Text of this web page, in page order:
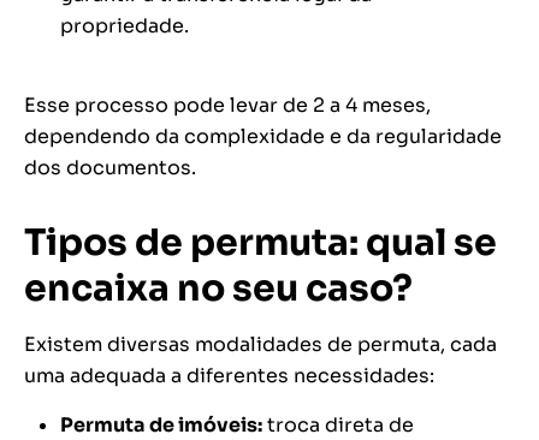
propriedade.
Esse processo pode levar de 2 a 4 meses,
dependendo da complexidade e da regularidade
dos documentos.
Tipos de permuta: qual se
encaixa no seu caso?
Existem diversas modalidades de permuta, cada
uma adequada a diferentes necessidades:
Permuta de imóveis:troca direta de